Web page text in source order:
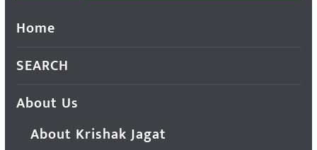
Home
SEARCH
About Us
About Krishak Jagat